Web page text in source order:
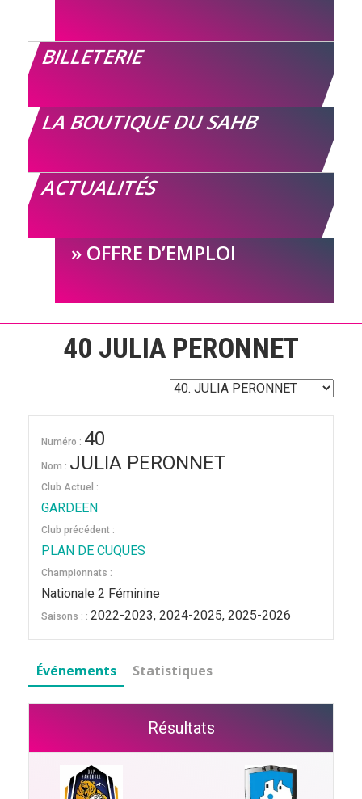
BILLETERIE
LA BOUTIQUE DU SAHB
ACTUALITÉS
OFFRE D’EMPLOI
40 JULIA PERONNET
Numéro : 40
Nom : JULIA PERONNET
Club Actuel :
GARDEEN
Club précédent :
PLAN DE CUQUES
Championnats :
Nationale 2 Féminine
Saisons : : 2022-2023, 2024-2025, 2025-2026
Événements Statistiques
Résultats